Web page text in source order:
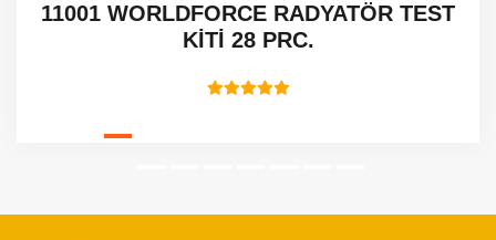
11001 WORLDFORCE RADYATÖR TEST
KİTİ 28 PRC.